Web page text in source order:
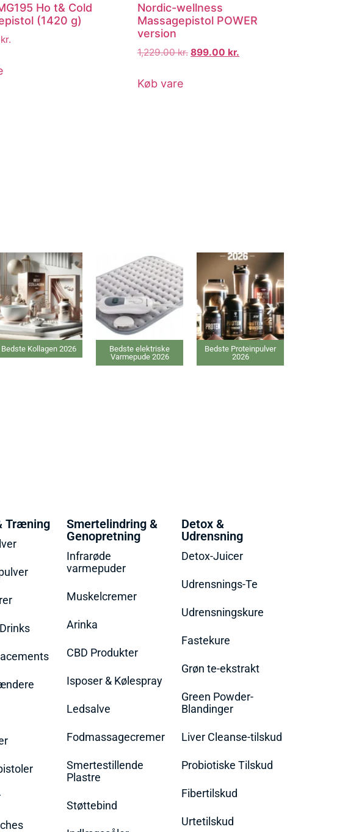
Ho t& Cold
(1420 g)
kr.
Nordic-wellness
Massagepistol POWER
version
1,229.00kr. 899.00 kr.
Køb vare
Bedste elektriske
Varmepude 2026
Bedste Proteinpulver
Bedste Ansigtsmaske
Træning
Smertelindring &
Genopretning
Infrarøde
varmepuder
Muskelcremer
Arinka
CBD Produkter
Isposer & Kølespray
Ledsalve
Fodmassagecremer
Smertestillende
Plastre
Støttebind
Detox &
Udrensning
Detox-Juicer
Udrensnings-Te
Udrensningskure
Fastekure
Grøn te-ekstrakt
Green Powder-
Blandinger
Liver Cleanse-tilskud
Probiotiske Tilskud
Fibertilskud
Urtetilskud